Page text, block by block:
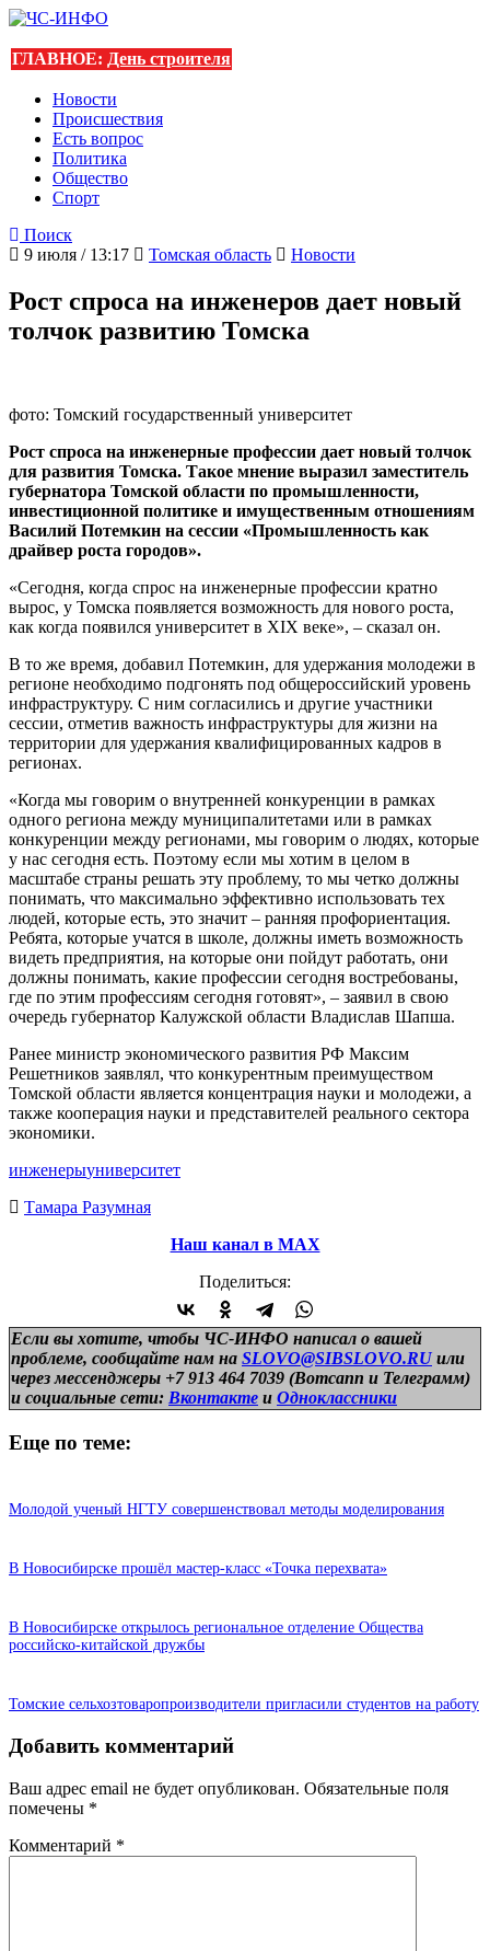
ГЛАВНОЕ: День строителя
Новости
Происшествия
Есть вопрос
Политика
Общество
Спорт
Поиск
9 июля / 13:17
Томская область Новости
Рост спроса на инженеров дает новый
толчок развитию Томска
фото: Томский государственный университет
Рост спроса на инженерные профессии дает новый толчок
для развития Томска. Такое мнение выразил заместитель
губернатора Томской области по промышленности,
инвестиционной политике и имущественным отношениям
Василий Потемкин на сессии «Промышленность как
драйвер роста городов».
«Сегодня, когда спрос на инженерные профессии кратно
вырос, у Томска появляется возможность для нового роста,
как когда появился университет в XIX веке», – сказал он.
В то же время, добавил Потемкин, для удержания молодежи в
регионе необходимо подгонять под общероссийский уровень
инфраструктуру. С ним согласились и другие участники
сессии, отметив важность инфраструктуры для жизни на
территории для удержания квалифицированных кадров в
регионах.
«Когда мы говорим о внутренней конкуренции в рамках
одного региона между муниципалитетами или в рамках
конкуренции между регионами, мы говорим о людях, которые
у нас сегодня есть. Поэтому если мы хотим в целом в
масштабе страны решать эту проблему, то мы четко должны
понимать, что максимально эффективно использовать тех
людей, которые есть, это значит – ранняя профориентация.
Ребята, которые учатся в школе, должны иметь возможность
видеть предприятия, на которые они пойдут работать, они
должны понимать, какие профессии сегодня востребованы,
где по этим профессиям сегодня готовят», – заявил в свою
очередь губернатор Калужской области Владислав Шапша.
Ранее министр экономического развития РФ Максим
Решетников заявлял, что конкурентным преимуществом
Томской области является концентрация науки и молодежи, а
также кооперация науки и представителей реального сектора
экономики.
инженерыуниверситет
Тамара Разумная
Наш канал в МАХ
Поделиться:
Если вы хотите, чтобы ЧС-ИНФО написал о вашей
проблеме, сообщайте нам на SLOVO@SIBSLOVO.RU или
через мессенджеры +7 913 464 7039 (Вотсапп и Телеграмм)
и социальные сети: Вконтакте и Одноклассники
Еще по теме:
Молодой ученый НГТУ совершенствовал методы моделирования
В Новосибирске прошёл мастер-класс «Точка перехвата»
В Новосибирске открылось региональное отделение Общества
российско-китайской дружбы
Томские сельхозтоваропроизводители пригласили студентов на работу
Добавить комментарий
Ваш адрес email не будет опубликован. Обязательные поля
помечены *
Комментарий *